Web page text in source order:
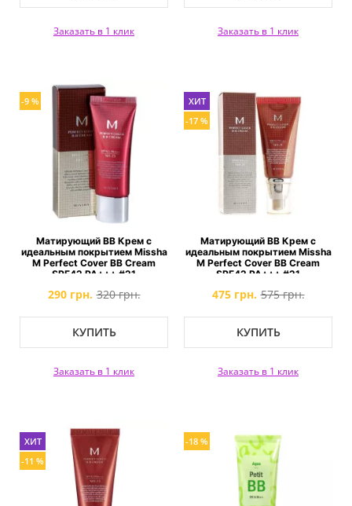
Заказать в 1 клик Заказать в 1 клик
-9 %
Матирующий ВВ Крем с
идеальным покрытием Missha
M Perfect Cover BB Cream
SPF42 PA+++ #21
290 грн. 320 грн.
КУПИТЬ
Заказать в 1 клик
ХИТ
-17 %
Матирующий ВВ Крем с
идеальным покрытием Missha
M Perfect Cover BB Cream
SPF42 PA+++ #21
475 грн. 575 грн.
КУПИТЬ
Заказать в 1 клик
ХИТ
-11 %
-18 %